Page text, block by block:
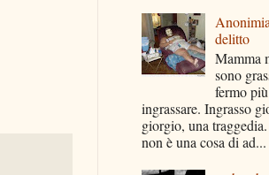
delitto
Mamma
sono
fermo
ingrassare. Ingrasso
giorgio, una
non è una cosa di ad...